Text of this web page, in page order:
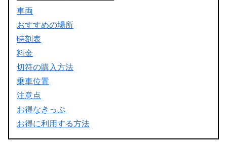
車両
おすすめの場所
時刻表
料金
切符の購入方法
乗車位置
注意点
お得なきっぷ
お得に利用する方法